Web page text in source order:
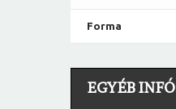
Forma
EGYÉB INFÓ